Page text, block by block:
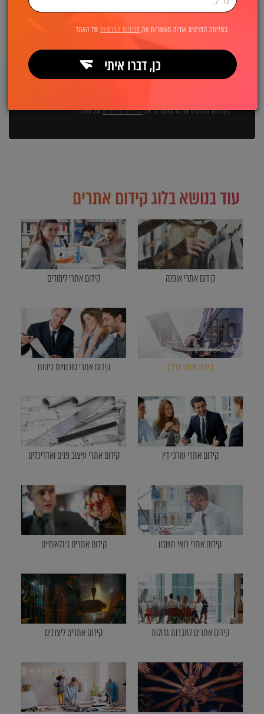
בשליחת הפרטים את/ה מאשר/ת אתמדיניות הפרטיותשל האתר
עוד בנושא בלוג קידום אתרים
קידום אתרי אופנה קידום אתרי לימודים
קידום אתרי נדל"ן קידום אתרי סוכנויות ביטוח
קידום אתרי עורכי דין קידום אתרי עיצוב פנים ואדריכלים
קידום אתרי רואי חשבון קידום אתרים בינלאומיים
קידום אתרים לחברות גדולות קידום אתרים ליצרנים
בשליחת הפרטים את/ה מאשר/ת את מדיניות הפרטיותשל האתר
כן, דברו איתי